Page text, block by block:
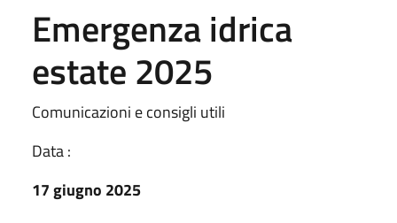
Emergenza idrica
estate 2025
Comunicazioni e consigli utili
Data :
17 giugno 2025